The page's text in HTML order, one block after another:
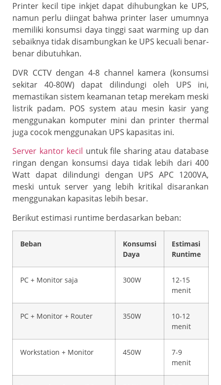
Printer kecil tipe inkjet dapat dihubungkan ke UPS,
namun perlu diingat bahwa printer laser umumnya
memiliki konsumsi daya tinggi saat warming up dan
sebaiknya tidak disambungkan ke UPS kecuali benar-
benar dibutuhkan.
DVR CCTV dengan 4-8 channel kamera (konsumsi
sekitar 40-80W) dapat dilindungi oleh UPS ini,
memastikan sistem keamanan tetap merekam meski
listrik padam. POS system atau mesin kasir yang
menggunakan komputer mini dan printer thermal
juga cocok menggunakan UPS kapasitas ini.
Server kantor kecil untuk file sharing atau database
ringan dengan konsumsi daya tidak lebih dari 400
Watt dapat dilindungi dengan UPS APC 1200VA,
meski untuk server yang lebih kritikal disarankan
menggunakan kapasitas lebih besar.
Berikut estimasi runtime berdasarkan beban:
Beban
Konsumsi
Daya
Estimasi
Runtime
PC + Monitor saja 300W
12-15
menit
PC + Monitor + Router 350W
10-12
menit
Workstation + Monitor 450W
7-9
menit